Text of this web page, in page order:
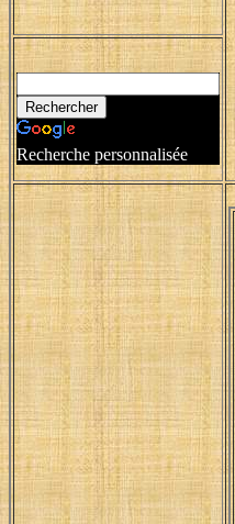
Recherche personnalisée